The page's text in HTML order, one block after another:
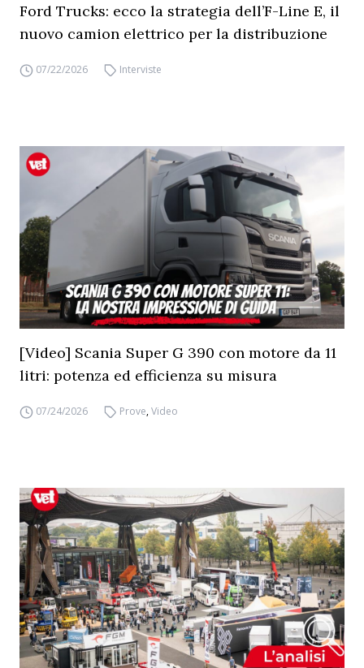
Ford Trucks: ecco la strategia dell’F-Line E, il
nuovo camion elettrico per la distribuzione
07/22/2026 Interviste
[Video] Scania Super G 390 con motore da 11
litri: potenza ed efficienza su misura
07/24/2026 Prove,Video